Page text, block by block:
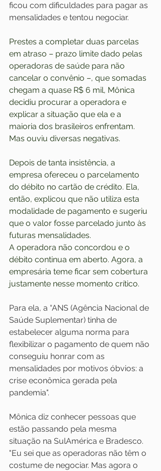
ficou com dificuldades para pagar as
mensalidades e tentou negociar.
Prestes a completar duas parcelas
em atraso – prazo limite dado pelas
operadoras de saúde para não
cancelar o convênio –, que somadas
chegam a quase R$ 6 mil, Mônica
decidiu procurar a operadora e
explicar a situação que ela e a
maioria dos brasileiros enfrentam.
Mas ouviu diversas negativas.
Depois de tanta insistência, a
empresa ofereceu o parcelamento
do débito no cartão de crédito. Ela,
então, explicou que não utiliza esta
modalidade de pagamento e sugeriu
que o valor fosse parcelado junto às
futuras mensalidades.
A operadora não concordou e o
débito continua em aberto. Agora, a
empresária teme ficar sem cobertura
justamente nesse momento crítico.
Para ela, a “ANS (Agência Nacional de
Saúde Suplementar) tinha de
estabelecer alguma norma para
flexibilizar o pagamento de quem não
conseguiu honrar com as
mensalidades por motivos óbvios: a
crise econômica gerada pela
pandemia".
Mônica diz conhecer pessoas que
estão passando pela mesma
situação na SulAmérica e Bradesco.
"Eu sei que as operadoras não têm o
costume de negociar. Mas agora o